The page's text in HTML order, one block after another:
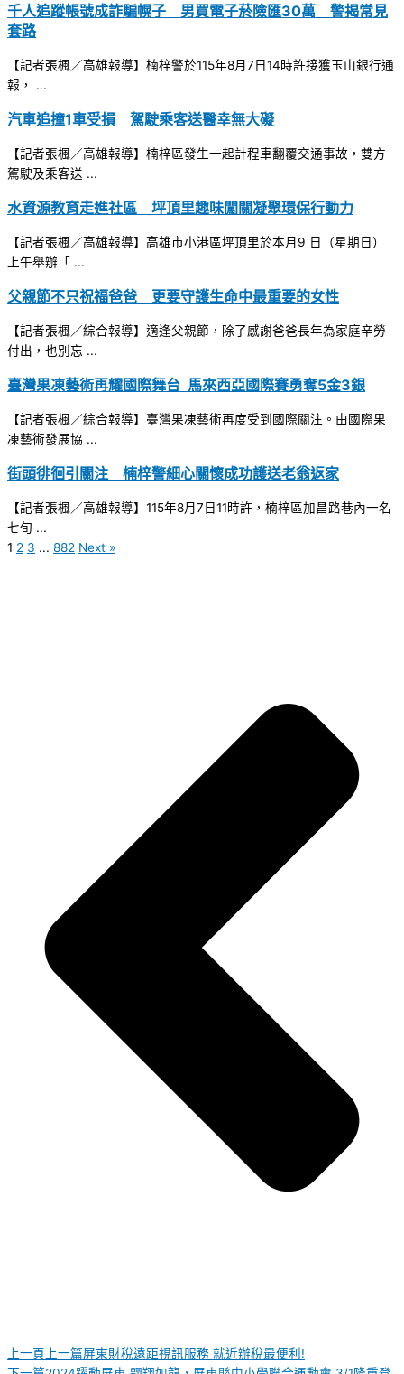
千人追蹤帳號成詐騙幌子 男買電子菸險匯30萬 警揭常見
套路
【記者張楓／高雄報導】楠梓警於115年8月7日14時許接獲玉山銀行通
報， ...
汽車追撞1車受損 駕駛乘客送醫幸無大礙
【記者張楓／高雄報導】楠梓區發生一起計程車翻覆交通事故，雙方
駕駛及乘客送 ...
水資源教育走進社區 坪頂里趣味闖關凝聚環保行動力
【記者張楓／高雄報導】高雄市小港區坪頂里於本月9 日（星期日）
上午舉辦「 ...
父親節不只祝福爸爸 更要守護生命中最重要的女性
【記者張楓／綜合報導】適逢父親節，除了感謝爸爸長年為家庭辛勞
付出，也別忘 ...
臺灣果凍藝術再耀國際舞台 馬來西亞國際賽勇奪5金3銀
【記者張楓／綜合報導】臺灣果凍藝術再度受到國際關注。由國際果
凍藝術發展協 ...
街頭徘徊引關注 楠梓警細心關懷成功護送老翁返家
【記者張楓／高雄報導】115年8月7日11時許，楠梓區加昌路巷內一名
七旬 ...
1 2 3 ... 882 Next »
上一頁 上一篇屏東財稅遠距視訊服務 就近辦稅最便利!